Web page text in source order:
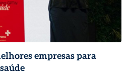
empresas para